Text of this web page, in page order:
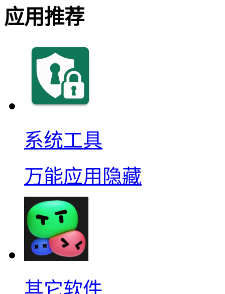
应用推荐
系统工具
万能应用隐藏
其它软件